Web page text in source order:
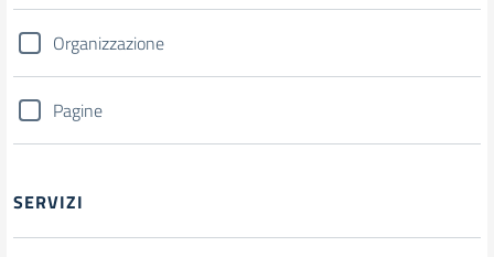
Organizzazione
Pagine
SERVIZI